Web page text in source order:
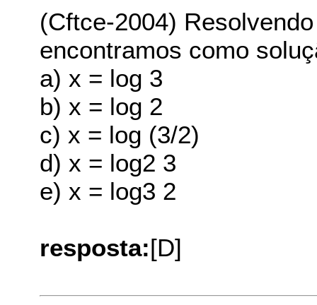
(Cftce-2004)
encontramos como
a) x = log 3
b) x = log 2
c) x = log (3/2)
d) x = log2 3
e) x = log3 2
resposta:[D]